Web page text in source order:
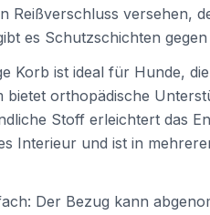
Reißverschluss versehen,
es Schutzschichten
Korb ist ideal für Hunde,
bietet orthopädische
Stoff erleichtert das
Interieur und ist in
Der Bezug kann